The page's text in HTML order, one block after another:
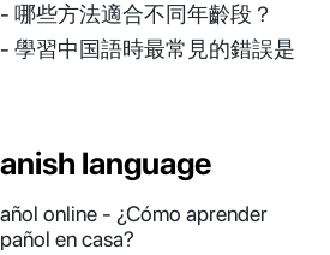
哪些方法適合不同年齡段？
學習中国語時最常見的錯誤是
language
online - ¿Cómo aprender
en casa?